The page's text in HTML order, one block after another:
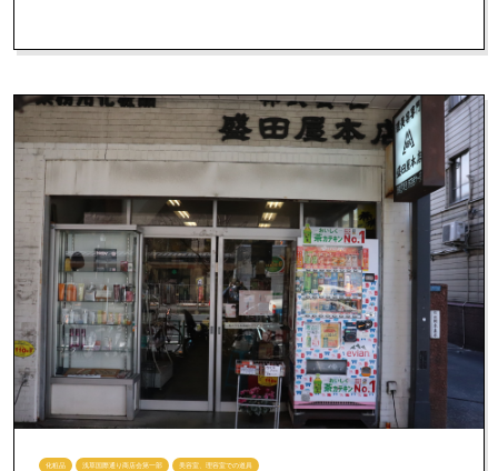
化粧品 浅草国際通り商店会第一部 美容室、理容室での道具